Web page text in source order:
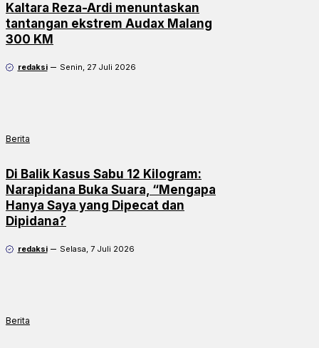
Kaltara Reza-Ardi menuntaskan
tantangan ekstrem Audax Malang
300 KM
redaksi Senin, 27 Juli 2026
Berita
Di Balik Kasus Sabu 12 Kilogram:
Narapidana Buka Suara, “Mengapa
Hanya Saya yang Dipecat dan
Dipidana?
redaksi Selasa, 7 Juli 2026
Berita